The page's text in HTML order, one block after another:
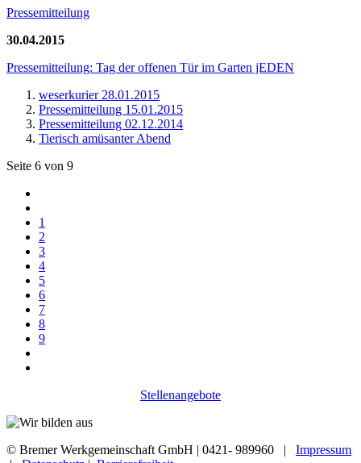
Pressemitteilung
30.04.2015
Pressemitteilung: Tag der offenen Tür im Garten jEDEN
weserkurier 28.01.2015
Pressemitteilung 15.01.2015
Pressemitteilung 02.12.2014
Tierisch amüsanter Abend
Seite 6 von 9
1
2
3
4
5
6
7
8
9
Stellenangebote
© Bremer Werkgemeinschaft GmbH | 0421- 989960 | Impressum